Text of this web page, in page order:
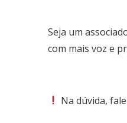
Seja um
com mais voz e
Na dúvida,